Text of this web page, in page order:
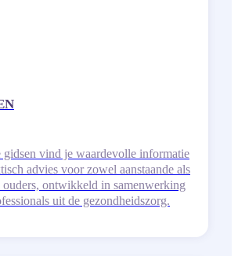
gidsen vind je waardevolle informatie
advies voor zowel aanstaande als
ouders, ontwikkeld in samenwerking
uit de gezondheidszorg.